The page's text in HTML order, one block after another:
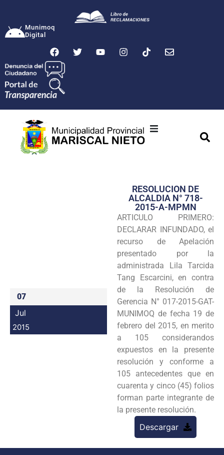
Munimoq
Digital
Transparencia
Seguridad
Programas
Intranet
07
Jul
2015
RESOLUCION DE
ALCALDIA N° 718-
2015-A-MPMN
ARTICULO PRIMERO:
DECLARAR INFUNDADO, el
recurso de Apelación
presentado por la
administrada Lila Tarcida
Tang Escarcini, en contra
de la Resolución de
Gerencia N° 017-2015-GAT-
MUNIMOQ de fecha 19 de
febrero del 2015, en merito
a 105 considerandos
expuestos en la presente
resolución y conforme a
105 antecedentes que en
cuarenta y cinco (45) folios
forman parte integrante de
la presente resolución.
Descargar